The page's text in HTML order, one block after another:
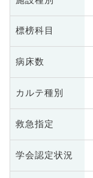
標榜科目
病床数
カルテ種別
救急指定
学会認定状況